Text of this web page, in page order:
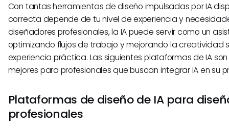
Con tantas herramientas de diseño impulsadas por IA
correcta depende de tu nivel de experiencia y
diseñadores profesionales, la IA puede servir como un
optimizando flujos de trabajo y mejorando la creatividad
experiencia práctica. Las siguientes plataformas de IA
mejores para profesionales que buscan integrar IA en su
Plataformas de diseño de IA para
profesionales